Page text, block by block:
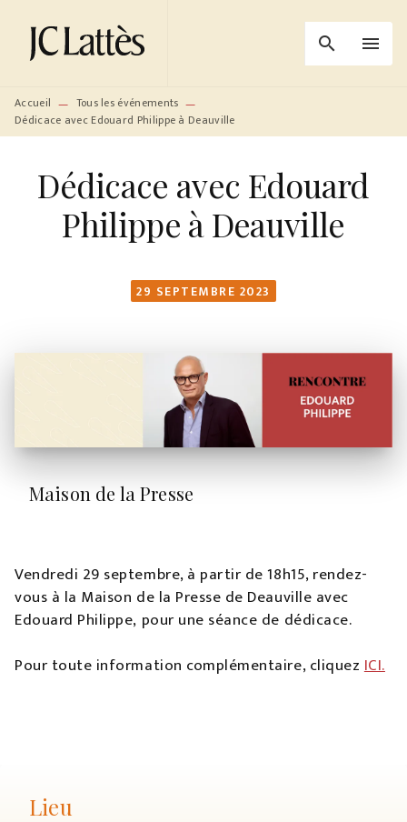
MENU RECHERCHE
PIED DE PAGE
search menu
Accueil — Tous les événements —
Dédicace avec Edouard Philippe à Deauville
Dédicace avec Edouard
Philippe à Deauville
29 SEPTEMBRE 2023
Maison de la Presse
Vendredi 29 septembre, à partir de 18h15, rendez-
vous à la Maison de la Presse de Deauville avec
Edouard Philippe, pour une séance de dédicace.
Pour toute information complémentaire, cliquezICI.
Lieu